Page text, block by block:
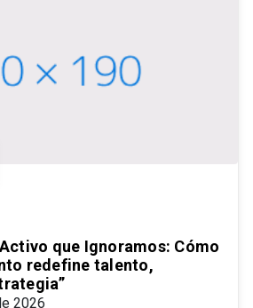
que Ignoramos: Cómo
redefine talento,
2026